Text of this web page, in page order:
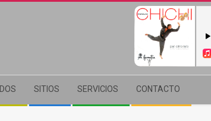
SITIOS SERVICIOS CONTACTO